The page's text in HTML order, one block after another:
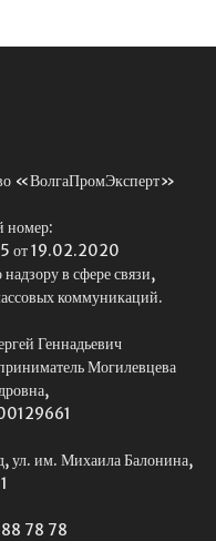
«ВолгаПромЭксперт»
номер:
от 19.02.2020
в сфере связи,
коммуникаций.
Геннадьевич
Могилевцева
ул. им. Михаила Балонина,
78 78